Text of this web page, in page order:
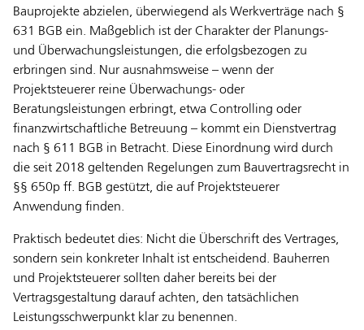
Bauprojekte abzielen, überwiegend als Werkverträge nach §
631 BGB ein. Maßgeblich ist der Charakter der Planungs-
und Überwachungsleistungen, die erfolgsbezogen zu
erbringen sind. Nur ausnahmsweise – wenn der
Projektsteuerer reine Überwachungs- oder
Beratungsleistungen erbringt, etwa Controlling oder
finanzwirtschaftliche Betreuung – kommt ein Dienstvertrag
nach § 611 BGB in Betracht. Diese Einordnung wird durch
die seit 2018 geltenden Regelungen zum Bauvertragsrecht in
§§ 650p ff. BGB gestützt, die auf Projektsteuerer
Anwendung finden.
Praktisch bedeutet dies: Nicht die Überschrift des Vertrages,
sondern sein konkreter Inhalt ist entscheidend. Bauherren
und Projektsteuerer sollten daher bereits bei der
Vertragsgestaltung darauf achten, den tatsächlichen
Leistungsschwerpunkt klar zu benennen.